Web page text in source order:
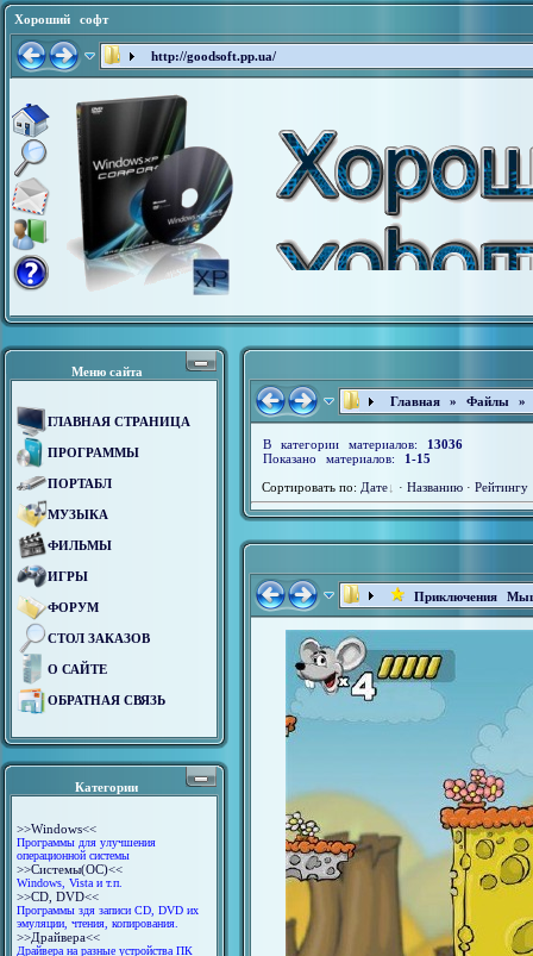
Хороший софт
http://goodsoft.pp.ua/
Меню сайта
ГЛАВНАЯ СТРАНИЦА
ПРОГРАММЫ
ПОРТАБЛ
МУЗЫКА
ФИЛЬМЫ
ИГРЫ
ФОРУМ
СТОЛ ЗАКАЗОВ
О САЙТЕ
ОБРАТНАЯ СВЯЗЬ
Категории
>>Windows<<
Программы для улучшения
операционной системы
>>Системы(ОС)<<
Windows, Vista и т.п.
>>CD, DVD<<
Программы здя записи CD, DVD их
эмуляции, чтения, копирования.
>>Драйвера<<
Драйвера на разные устройства ПК
Главная » Файлы
В категории материалов: 13036
Показано материалов: 1-15
Сортировать по: Дате · Названию · Рейтингу
Приключения